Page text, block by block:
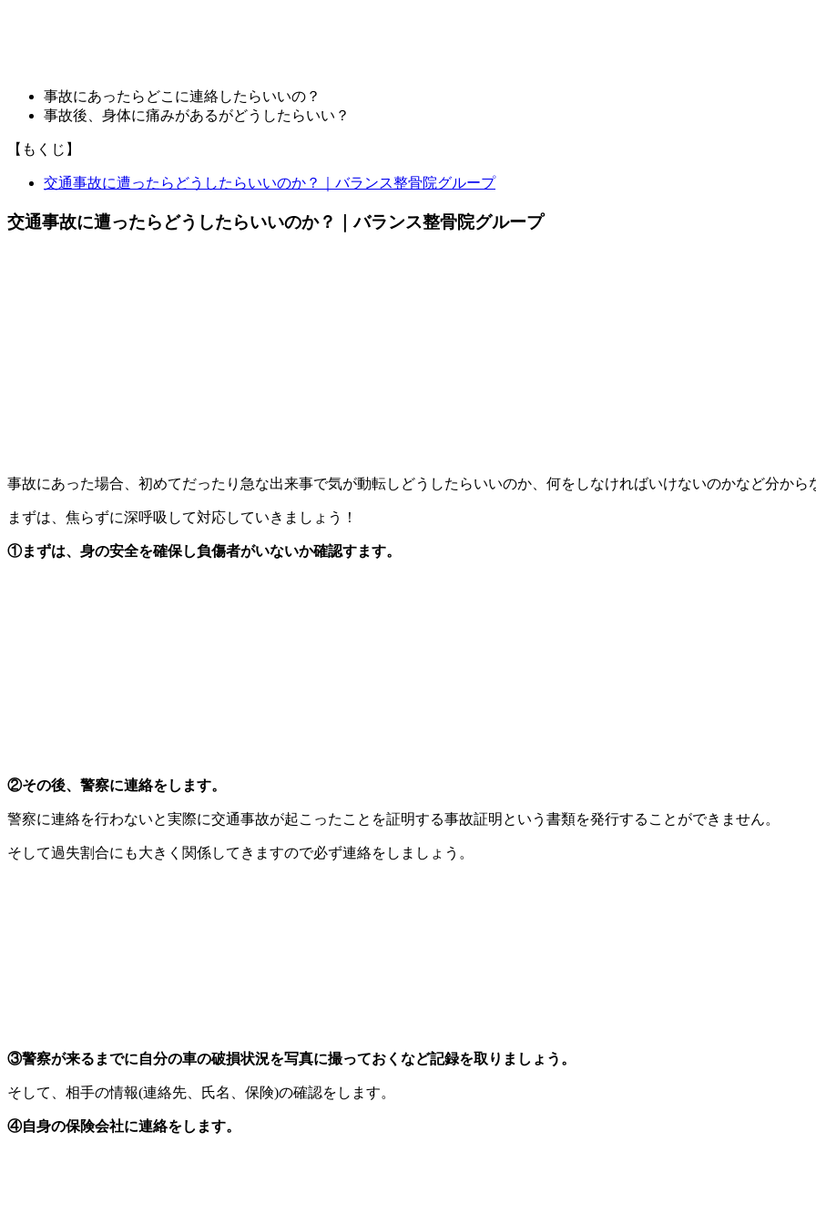
事故にあったらどこに連絡したらいいの？
事故後、身体に痛みがあるがどうしたらいい？
【もくじ】
交通事故に遭ったらどうしたらいいのか？｜バランス整骨院グループ
交通事故に遭ったらどうしたらいいのか？｜バランス整骨院グループ
事故にあった場合、初めてだったり急な出来事で気が動転しどうしたらいいのか、何をしなければいけないのかなど分から
まずは、焦らずに深呼吸して対応していきましょう！
①まずは、身の安全を確保し負傷者がいないか確認すます。
②その後、警察に連絡をします。
警察に連絡を行わないと実際に交通事故が起こったことを証明する事故証明という書類を発行することができません。
そして過失割合にも大きく関係してきますので必ず連絡をしましょう。
③警察が来るまでに自分の車の破損状況を写真に撮っておくなど記録を取りましょう。
そして、相手の情報(連絡先、氏名、保険)の確認をします。
④自身の保険会社に連絡をします。